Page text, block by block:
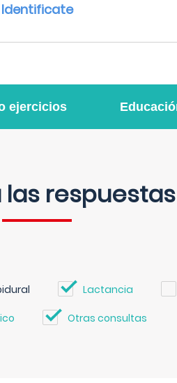
Identificate
ejercicios
las respuestas
Lactancia
Otras consultas